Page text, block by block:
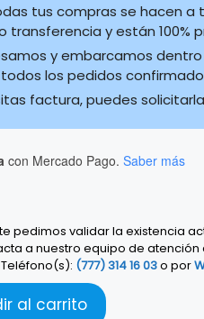
tus compras se hacen a
transferencia y están 100%
y embarcamos dentro
los pedidos
factura, puedes solicitarla
con Mercado Pago. Saber más
pedimos validar la existencia
a nuestro equipo de atención
(777) 314 16 03o por
al carrito